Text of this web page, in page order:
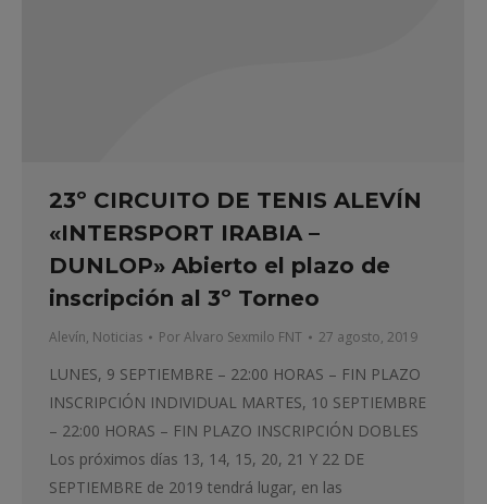
23º CIRCUITO DE TENIS ALEVÍN
«INTERSPORT IRABIA –
DUNLOP» Abierto el plazo de
inscripción al 3º Torneo
Alevín, Noticias PorAlvaro Sexmilo FNT 27 agosto, 2019
LUNES, 9 SEPTIEMBRE – 22:00 HORAS – FIN PLAZO
INSCRIPCIÓN INDIVIDUAL MARTES, 10 SEPTIEMBRE
– 22:00 HORAS – FIN PLAZO INSCRIPCIÓN DOBLES
Los próximos días 13, 14, 15, 20, 21 Y 22 DE
SEPTIEMBRE de 2019 tendrá lugar, en las